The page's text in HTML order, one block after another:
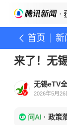
·
首页 新
来了！无
无锡eTV
2026年5月26
问AI · 政策